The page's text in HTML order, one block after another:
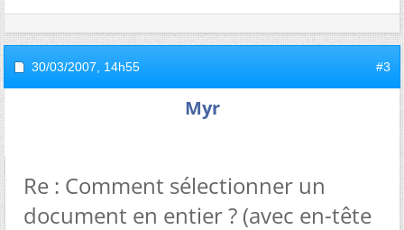
30/03/2007, 14h55 #3
Myr
Re : Comment sélectionner un
document en entier ? (avec en-tête